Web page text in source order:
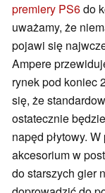
premiery PS6do
uważamy, że
pojawi się
Ampere
rynek pod koniec
się, że
ostatecznie
napęd płytowy.
akcesorium w
do starszych gier